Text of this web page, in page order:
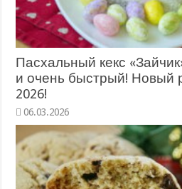
Пасхальный кекс
и очень быстрый! Новый
2026!